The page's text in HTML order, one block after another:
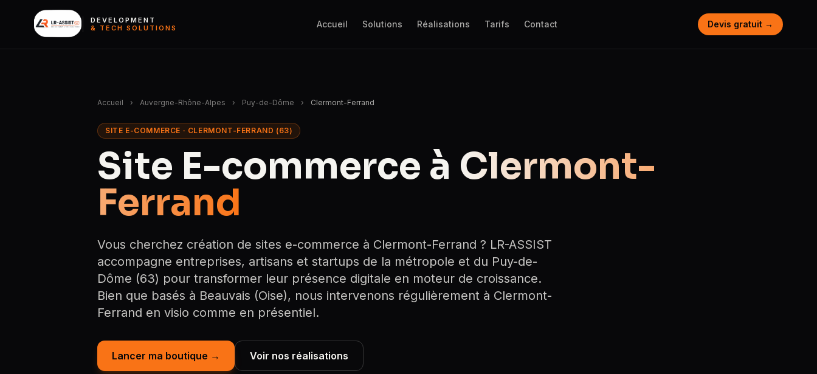
DEVELOPMENT
& TECH SOLUTIONS
Accueil Solutions Réalisations Tarifs Contact Devis gratuit →
Accueil › Auvergne-Rhône-Alpes › Puy-de-Dôme › Clermont-Ferrand
SITE E-COMMERCE · CLERMONT-FERRAND (63)
Site E-commerce à Clermont-
Ferrand
Vous cherchez création de sites e-commerce à Clermont-Ferrand ? LR-ASSIST
accompagne entreprises, artisans et startups de la métropole et du Puy-de-
Dôme (63) pour transformer leur présence digitale en moteur de croissance.
Bien que basés à Beauvais (Oise), nous intervenons régulièrement à Clermont-
Ferrand en visio comme en présentiel.
Lancer ma boutique → Voir nos réalisations